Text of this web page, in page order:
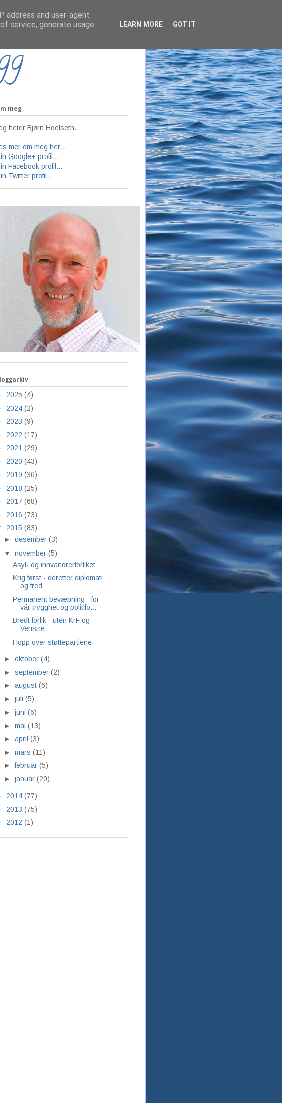
meg
heter Bjørn Hoelseth.
mer om meg her...
Google+ profil...
Facebook profil...
Twitter profil...
2025 (4)
2024 (2)
2023 (9)
2022 (17)
2021 (29)
2020 (43)
2019 (36)
2018 (25)
2017 (68)
2016 (73)
2015 (83)
► desember (3)
▼ november (5)
Asyl- og innvandrerforliket
Krig først - deretter diplomati
og fred
Permanent bevæpning - for
vår trygghet og politifo...
Bredt forlik - uten KrF og
Venstre
Hopp over støttepartiene
► oktober (4)
► september (2)
► august (6)
► juli (5)
► juni (6)
► mai (13)
► april (3)
► mars (11)
►februar (5)
► januar (20)
2014 (77)
2013 (75)
2012 (1)
address and user-agent
service, generate usage
LEARN MORE GOT IT